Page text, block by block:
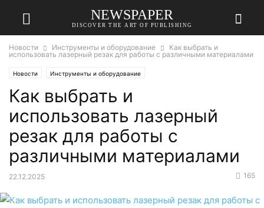
NEWSPAPER
DISCOVER THE ART OF PUBLISHING
Новости Инструменты и оборудование
Как выбрать и
использовать лазерный резак для работы с различными материалами
Новости Инструменты и оборудование
Как выбрать и
использовать лазерный
резак для работы с
различными материалами
22.12.2025 165